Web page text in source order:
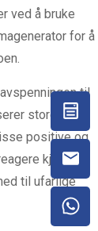
ved å bruke
for å
til
store
positive og
kjemisk
til ufarlige